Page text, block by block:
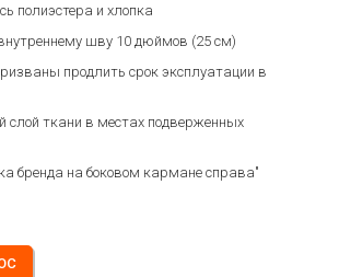
полиэстера и хлопка
шву 10 дюймов (25 см)
продлить срок эксплуатации в
слой ткани в местах подверженных
бренда на боковом кармане справа"